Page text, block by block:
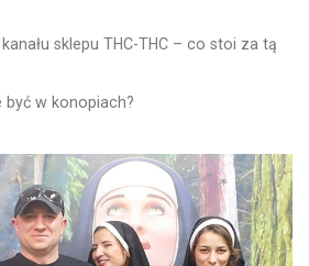
sklepu THC-THC – co stoi za tą
być w konopiach?